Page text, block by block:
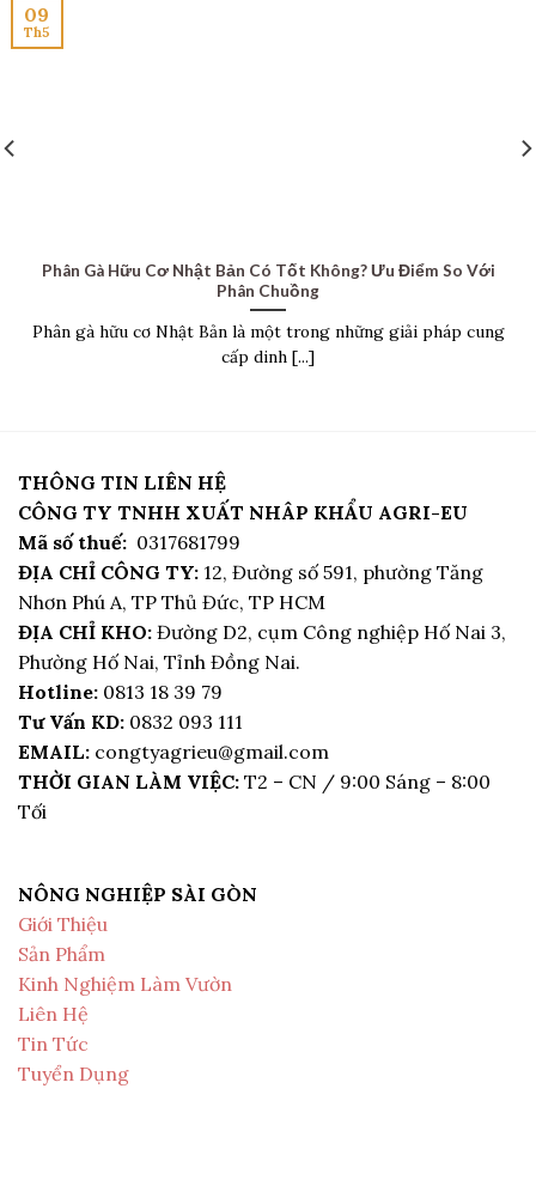
Phân Gà Hữu Cơ Nhật Bản Có Tốt Không? Ưu Điểm So Với
Phân Chuồng
Phân gà hữu cơ Nhật Bản là một trong những giải pháp cung
cấp dinh [...]
09
Th5
THÔNG TIN LIÊN HỆ
CÔNG TY TNHH XUẤT NHÂP KHẨU AGRI-EU
Mã số thuế: 0317681799
ĐỊA CHỈ CÔNG TY: 12, Đường số 591, phường Tăng
Nhơn Phú A, TP Thủ Đức, TP HCM
ĐỊA CHỈ KHO: Đường D2, cụm Công nghiệp Hố Nai 3,
Phường Hố Nai, Tỉnh Đồng Nai.
Hotline: 0813 18 39 79
Tư Vấn KD: 0832 093 111
EMAIL: congtyagrieu@gmail.com
THỜI GIAN LÀM VIỆC: T2 – CN / 9:00 Sáng – 8:00
Tối
NÔNG NGHIỆP SÀI GÒN
Giới Thiệu
Sản Phẩm
Kinh Nghiệm Làm Vườn
Liên Hệ
Tin Tức
Tuyển Dụng